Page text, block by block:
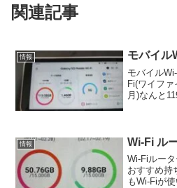
関連記事
情報 モバイル
モバイル
Fi(ワイファ
月)なんと
情報 Wi-Fi ル
Wi-Fiルー
おすすめ持
もWi-Fiが